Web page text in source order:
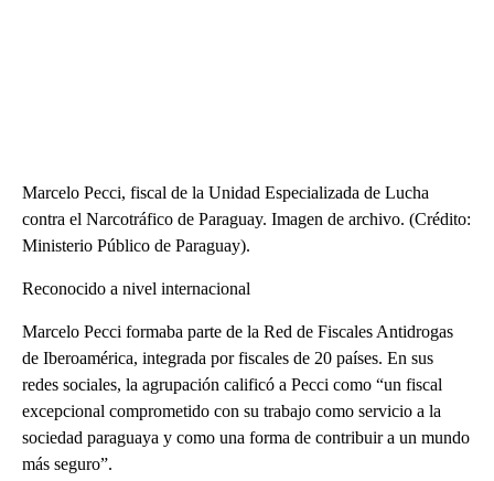
Marcelo Pecci, fiscal de la Unidad Especializada de Lucha
contra el Narcotráfico de Paraguay. Imagen de archivo. (Crédito:
Ministerio Público de Paraguay).
Reconocido a nivel internacional
Marcelo Pecci formaba parte de la Red de Fiscales Antidrogas
de Iberoamérica, integrada por fiscales de 20 países. En sus
redes sociales, la agrupación calificó a Pecci como “un fiscal
excepcional comprometido con su trabajo como servicio a la
sociedad paraguaya y como una forma de contribuir a un mundo
más seguro”.